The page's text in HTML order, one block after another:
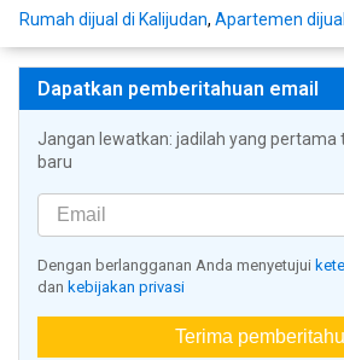
Rumah dijual di Kalijudan, Apartemen
Dapatkan pemberitahuan email
Jangan lewatkan: jadilah yang
baru
Dengan berlangganan Anda menyetujui
dan kebijakan privasi
Terima